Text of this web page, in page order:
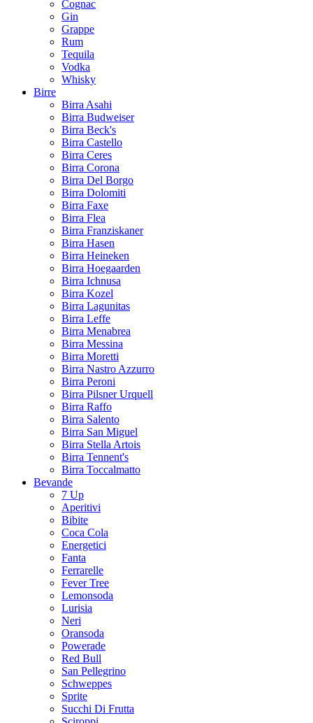
Cognac
Gin
Grappe
Rum
Tequila
Vodka
Whisky
Birre
Birra Asahi
Birra Budweiser
Birra Beck's
Birra Castello
Birra Ceres
Birra Corona
Birra Del Borgo
Birra Dolomiti
Birra Faxe
Birra Flea
Birra Franziskaner
Birra Hasen
Birra Heineken
Birra Hoegaarden
Birra Ichnusa
Birra Kozel
Birra Lagunitas
Birra Leffe
Birra Menabrea
Birra Messina
Birra Moretti
Birra Nastro Azzurro
Birra Peroni
Birra Pilsner Urquell
Birra Raffo
Birra Salento
Birra San Miguel
Birra Stella Artois
Birra Tennent's
Birra Toccalmatto
Bevande
7 Up
Aperitivi
Bibite
Coca Cola
Energetici
Fanta
Ferrarelle
Fever Tree
Lemonsoda
Lurisia
Neri
Oransoda
Powerade
Red Bull
San Pellegrino
Schweppes
Sprite
Succhi Di Frutta